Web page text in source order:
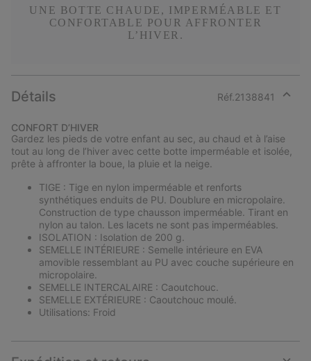
UNE BOTTE CHAUDE, IMPERMÉABLE ET
CONFORTABLE POUR AFFRONTER
L’HIVER.
Détails Réf. 2138841
section
CONFORT D’HIVER
Gardez les pieds de votre enfant au sec, au chaud et à l’aise
tout au long de l’hiver avec cette botte imperméable et isolée,
prête à affronter la boue, la pluie et la neige.
TIGE : Tige en nylon imperméable et renforts
synthétiques enduits de PU. Doublure en micropolaire.
Construction de type chausson imperméable. Tirant en
nylon au talon. Les lacets ne sont pas imperméables.
ISOLATION : Isolation de 200 g.
SEMELLE INTÉRIEURE : Semelle intérieure en EVA
amovible ressemblant au PU avec couche supérieure en
micropolaire.
SEMELLE INTERCALAIRE : Caoutchouc.
SEMELLE EXTÉRIEURE : Caoutchouc moulé.
Utilisations: Froid